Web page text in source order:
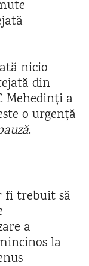
nicio
din
Mehedinți a
o urgență
.
fi trebuit să
a
la